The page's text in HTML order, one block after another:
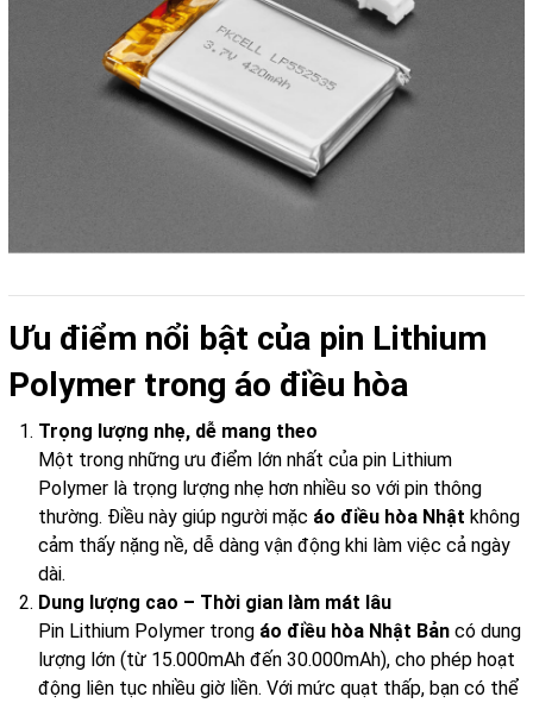
Ưu điểm nổi bật của pin Lithium
Polymer trong áo điều hòa
Trọng lượng nhẹ, dễ mang theo
Một trong những ưu điểm lớn nhất của pin Lithium
Polymer là trọng lượng nhẹ hơn nhiều so với pin thông
thường. Điều này giúp người mặc áo điều hòa Nhật không
cảm thấy nặng nề, dễ dàng vận động khi làm việc cả ngày
dài.
Dung lượng cao – Thời gian làm mát lâu
Pin Lithium Polymer trong áo điều hòa Nhật Bản có dung
lượng lớn (từ 15.000mAh đến 30.000mAh), cho phép hoạt
động liên tục nhiều giờ liền. Với mức quạt thấp, bạn có thể